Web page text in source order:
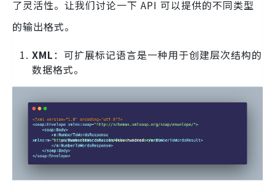
了灵活性。让我们讨论一下 API 可以提供的不同类型
的输出格式。
XML：可扩展标记语言是一种用于创建层次结构的
数据格式。